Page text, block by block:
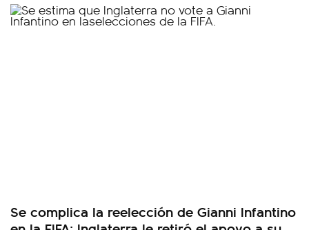
Se complica la reelección de Gianni Infantino